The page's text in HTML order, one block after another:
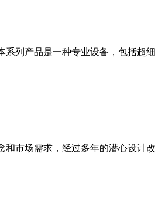
系列产品是一种专业设备，包括超细
和市场需求，经过多年的潜心设计改